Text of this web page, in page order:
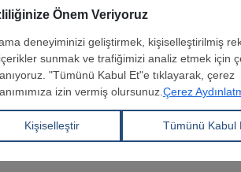
fiyatları son bir yılın en düşük
fiyatları arz-talep görünümünün